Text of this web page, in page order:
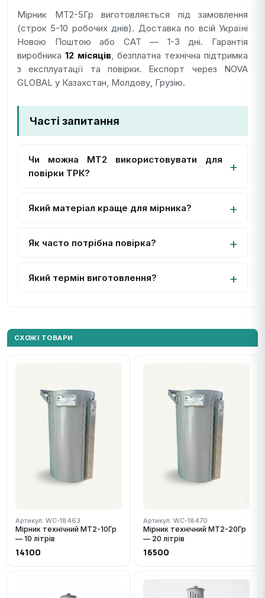
Мірник МТ2-5Гр виготовляється під замовлення
(строк 5-10 робочих днів). Доставка по всій Україні
Новою Поштою або САТ — 1-3 дні. Гарантія
виробника 12 місяців, безплатна технічна підтримка
з експлуатації та повірки. Експорт через NOVA
GLOBAL у Казахстан, Молдову, Грузію.
Часті запитання
Чи можна МТ2 використовувати для
повірки ТРК?
Який матеріал краще для мірника?
Як часто потрібна повірка?
Який термін виготовлення?
СХОЖІ ТОВАРИ
Артикул: WC-18463
Мірник технічний МТ2-10Гр
— 10 літрів
14100
Артикул: WC-18470
Мірник технічний МТ2-20Гр
— 20 літрів
16500